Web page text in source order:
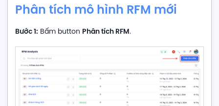
Phân tích mô hình RFM mới
Bước 1: Bấm button Phân tích RFM.